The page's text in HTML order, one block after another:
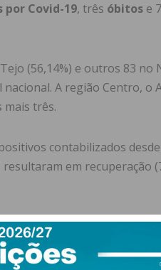
Covid-19, três óbitos e
(56,14%) e outros 83 no
A região Centro, o
mais três.
contabilizados
em recuperação
da situação da DGS de 31 de